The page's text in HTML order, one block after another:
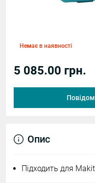
Немає в наявності
5 085.00 грн.
Опис
Підходить для